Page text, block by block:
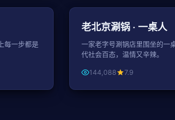
每一步都是
都市
老北京涮锅 · 一桌人
一家老字号涮锅店里围坐的一
代社会百态，温情又辛辣。
144,088 7.9